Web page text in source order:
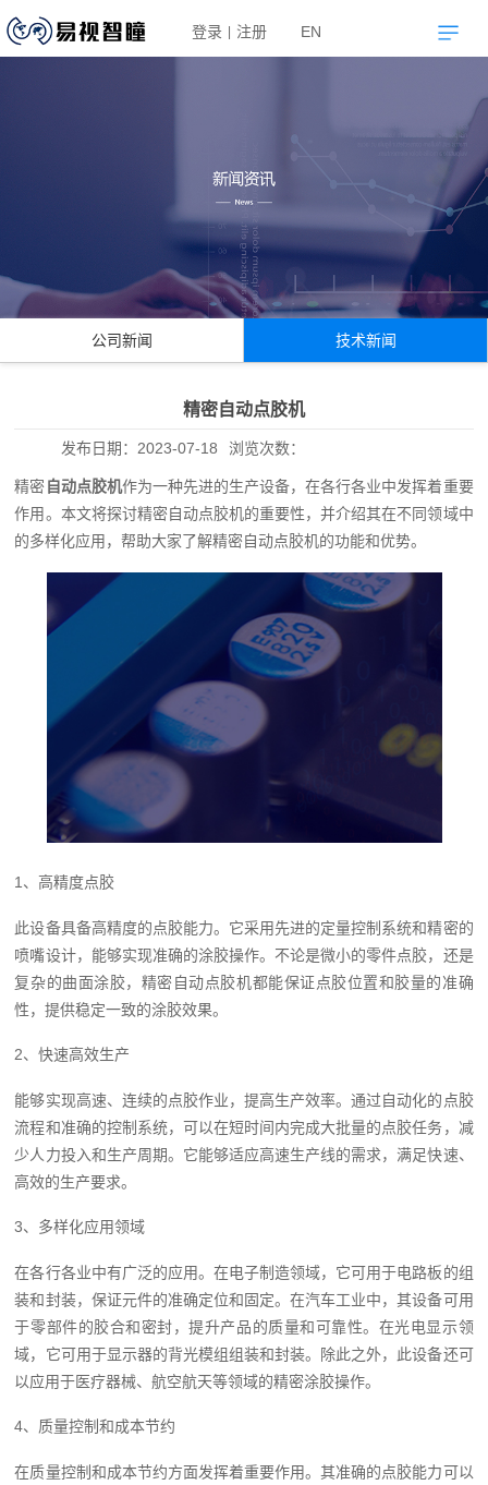
登录 注册 EN
公司新闻 技术新闻
精密自动点胶机
发布日期： 2023-07-18 浏览次数：
精密自动点胶机作为一种先进的生产设备，在各行各业中发挥着重要
作用。本文将探讨精密自动点胶机的重要性，并介绍其在不同领域中
的多样化应用，帮助大家了解精密自动点胶机的功能和优势。
1、高精度点胶
此设备具备高精度的点胶能力。它采用先进的定量控制系统和精密的
喷嘴设计，能够实现准确的涂胶操作。不论是微小的零件点胶，还是
复杂的曲面涂胶，精密自动点胶机都能保证点胶位置和胶量的准确
性，提供稳定一致的涂胶效果。
2、快速高效生产
能够实现高速、连续的点胶作业，提高生产效率。通过自动化的点胶
流程和准确的控制系统，可以在短时间内完成大批量的点胶任务，减
少人力投入和生产周期。它能够适应高速生产线的需求，满足快速、
高效的生产要求。
3、多样化应用领域
在各行各业中有广泛的应用。在电子制造领域，它可用于电路板的组
装和封装，保证元件的准确定位和固定。在汽车工业中，其设备可用
于零部件的胶合和密封，提升产品的质量和可靠性。在光电显示领
域，它可用于显示器的背光模组组装和封装。除此之外，此设备还可
以应用于医疗器械、航空航天等领域的精密涂胶操作。
4、质量控制和成本节约
在质量控制和成本节约方面发挥着重要作用。其准确的点胶能力可以